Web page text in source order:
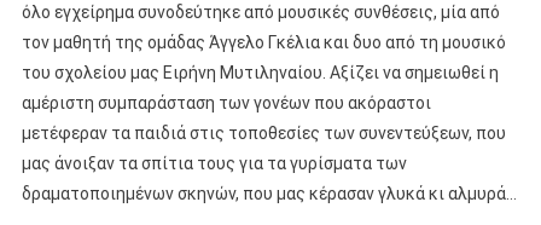
όλο εγχείρημα συνοδεύτηκε από μουσικές συνθέσεις, μία από
τον μαθητή της ομάδας Άγγελο Γκέλια και δυο από τη μουσικό
του σχολείου μας Ειρήνη Μυτιληναίου. Αξίζει να σημειωθεί η
αμέριστη συμπαράσταση των γονέων που ακόραστοι
μετέφεραν τα παιδιά στις τοποθεσίες των συνεντεύξεων, που
μας άνοιξαν τα σπίτια τους για τα γυρίσματα των
δραματοποιημένων σκηνών, που μας κέρασαν γλυκά κι αλμυρά…